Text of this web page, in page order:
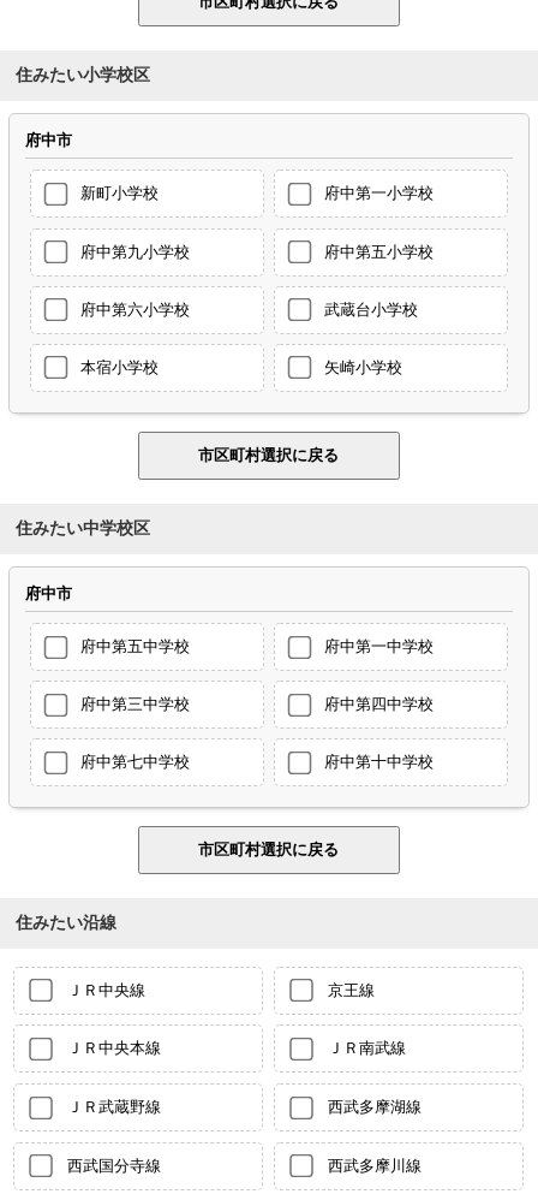
住みたい小学校区
府中市
新町小学校 府中第一小学校
府中第九小学校 府中第五小学校
府中第六小学校 武蔵台小学校
本宿小学校 矢崎小学校
住みたい中学校区
府中市
府中第五中学校 府中第一中学校
府中第三中学校 府中第四中学校
府中第七中学校 府中第十中学校
住みたい沿線
ＪＲ中央線 京王線
ＪＲ中央本線 ＪＲ南武線
ＪＲ武蔵野線 西武多摩湖線
西武国分寺線 西武多摩川線